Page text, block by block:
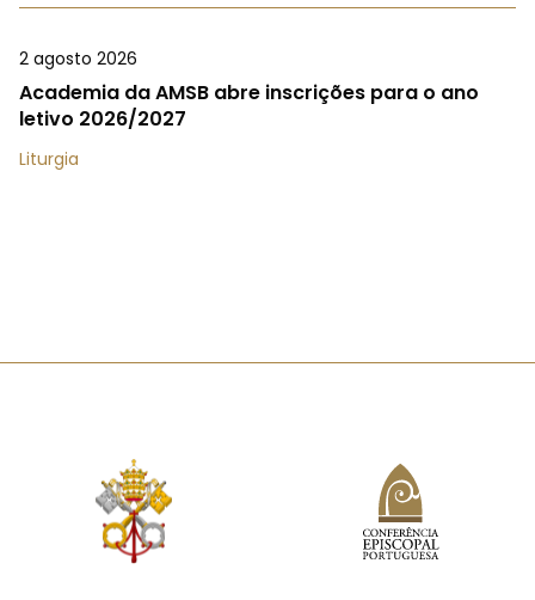
2 agosto 2026
Academia da AMSB abre inscrições para o ano
letivo 2026/2027
Liturgia